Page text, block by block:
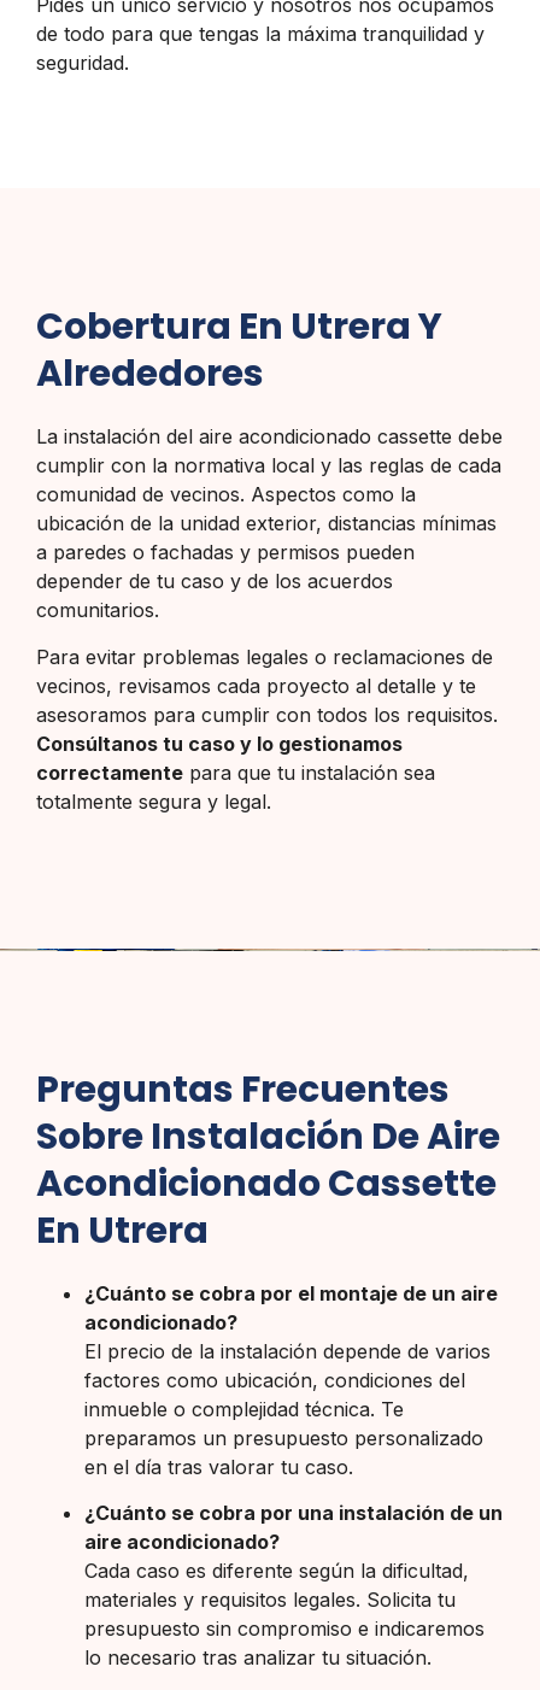
de todo para que tengas la máxima tranquilidad y
seguridad.
Cobertura En Utrera Y
Alrededores
La instalación del aire acondicionado cassette debe
cumplir con la normativa local y las reglas de cada
comunidad de vecinos. Aspectos como la
ubicación de la unidad exterior, distancias mínimas
a paredes o fachadas y permisos pueden
depender de tu caso y de los acuerdos
comunitarios.
Para evitar problemas legales o reclamaciones de
vecinos, revisamos cada proyecto al detalle y te
asesoramos para cumplir con todos los requisitos.
Consúltanos tu caso y lo gestionamos
correctamente para que tu instalación sea
totalmente segura y legal.
Preguntas Frecuentes
Sobre Instalación De Aire
Acondicionado Cassette
En Utrera
¿Cuánto se cobra por el montaje de un aire
acondicionado?
El precio de la instalación depende de varios
factores como ubicación, condiciones del
inmueble o complejidad técnica. Te
preparamos un presupuesto personalizado
en el día tras valorar tu caso.
¿Cuánto se cobra por una instalación de un
aire acondicionado?
Cada caso es diferente según la dificultad,
materiales y requisitos legales. Solicita tu
presupuesto sin compromiso e indicaremos
lo necesario tras analizar tu situación.